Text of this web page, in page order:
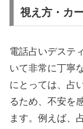
視え方・カ
電話占いデステ
いて非常に丁寧
にとっては、占
るため、不安を
ます。例えば、